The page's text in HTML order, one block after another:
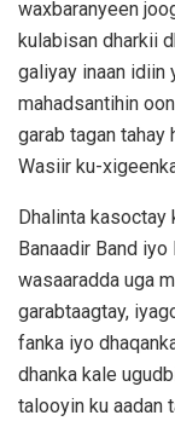
waxbaranyeen
kulabisan dharkii
galiyay inaan idiin
mahadsantihin
garab tagan tahay
Wasiir ku-
Dhalinta kasoctay
Banaadir Band
wasaaradda uga
garabtaagtay,
fanka iyo
dhanka kale
talooyin ku aadan